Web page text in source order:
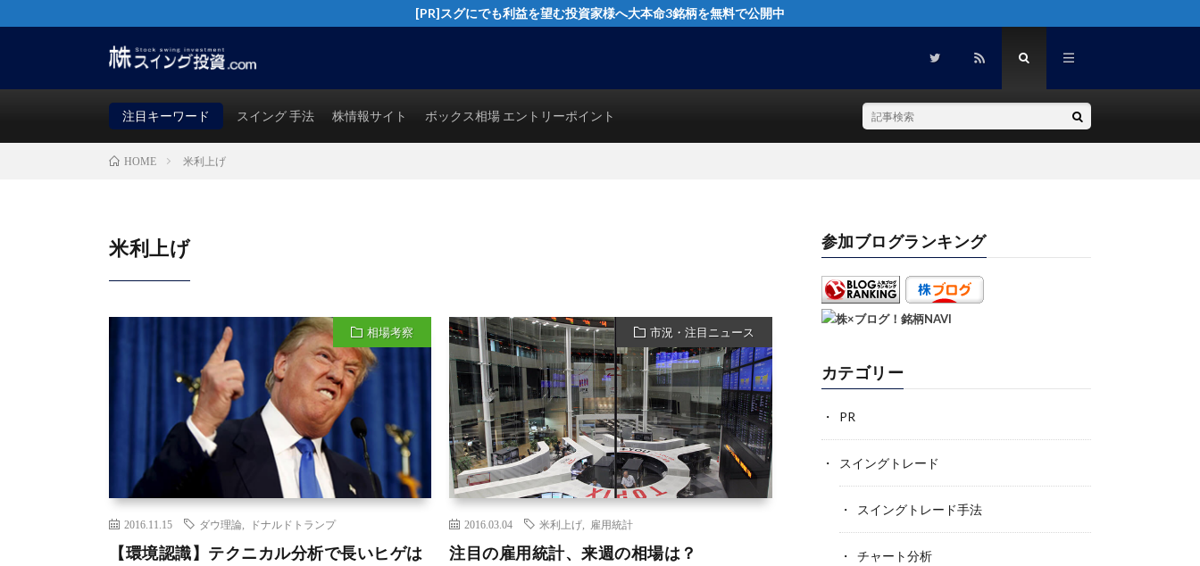
[PR]スグにでも利益を望む投資家様へ大本命3銘柄を無料で公開中
買い時・売り時も徹底検証！
注目キーワード スイング 手法 株情報サイト ボックス相場 エントリーポイント
HOME 米利上げ
米利上げ
相場考察
2016.11.15 ダウ理論 ドナルドトランプ
【環境認識】テクニカル分析で長いヒゲは
市況・注目ニュース
2016.03.04 米利上げ 雇用統計
注目の雇用統計、来週の相場は？
参加ブログランキング
カテゴリー
PR
スイングトレード
スイングトレード手法
チャート分析